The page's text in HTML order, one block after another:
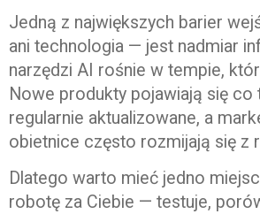
Jedną z największych barier
ani technologia — jest nadmiar
narzędzi AI rośnie w tempie,
Nowe produkty pojawiają się co
regularnie aktualizowane, a
obietnice często rozmijają się z
Dlatego warto mieć jedno
robotę za Ciebie — testuje,